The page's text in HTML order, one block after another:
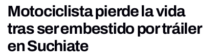
Motociclista pierde la vida
tras ser embestido por tráiler
en Suchiate